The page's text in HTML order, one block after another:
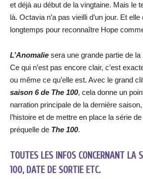
et déjà au début de la vingtaine. Mais le
là. Octavia n’a pas vieilli d’un jour. Et
longtemps pour reconnaître Hope
L’Anomalie sera une grande partie de
Ce qui n’est pas encore clair, c’est
ou même ce qu’elle est. Avec le grand
saison 6 de The 100, cela donne un
narration principale de la dernière
l’histoire et de mettre en place la série
préquelle de The 100.
TOUTES LES INFOS CONCERNANT LA
100, DATE DE SORTIE ETC.